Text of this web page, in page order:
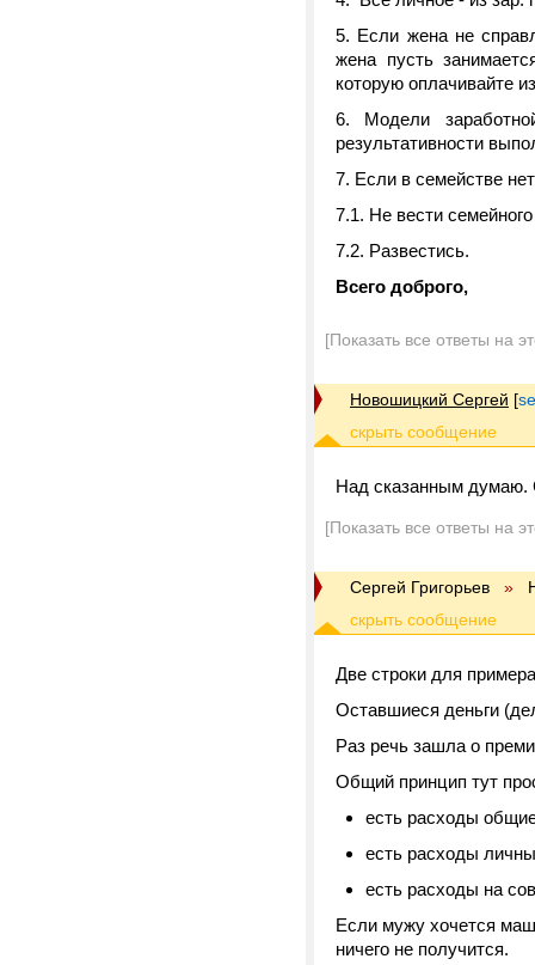
5. Если жена не
жена пусть
которую оплачивайте
6. Модели
результативности
7. Если в семействе
7.1. Не вести
7.2. Развестись.
Всего доброго,
[Показать все ответы на
Новошицкий Сергей [
Над сказанным думаю.
[Показать все ответы на
Сергей Григорьев »
Две строки для
Оставшиеся деньги
Раз речь зашла о
Общий принцип тут
есть расходы
есть расходы
есть расходы на
Если мужу хочется
ничего не получится.